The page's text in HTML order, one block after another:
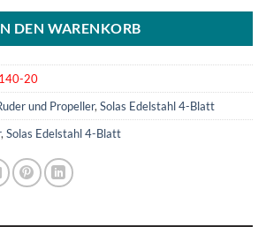
DEN WARENKORB
20
und Propeller, Solas Edelstahl 4-Blatt
, Solas Edelstahl 4-Blatt